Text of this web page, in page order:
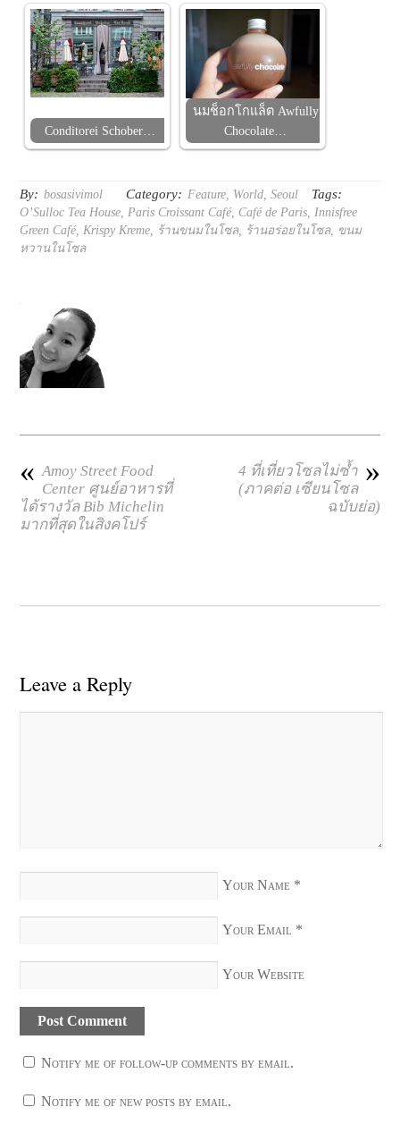
Conditorei Schober…
นมช็อกโกแล็ต Awfully
Chocolate…
By: bosasivimol Category: Feature World ,Seoul Tags:
O’Sulloc Tea House Paris Croissant Café, Café de Paris Innisfree
Green Café, Krispy Kreme ร้านขนมในโซล, ร้านอร่อยในโซล, ขนม
หวานในโซล
« Amoy Street Food
Center ศูนย์อาหารที่
ได้รางวัล Bib Michelin
มากที่สุดในสิงคโปร์
»
4 ที่เที่ยวโซลไม่ซ้ำ
(ภาคต่อ เซียนโซล
ฉบับย่อ)
Leave a Reply
Your Name *
Your Email *
Your Website
Notify me of follow-up comments by email.
Notify me of new posts by email.